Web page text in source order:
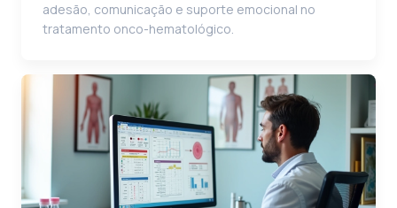
adesão, comunicação e suporte emocional no
tratamento onco-hematológico.